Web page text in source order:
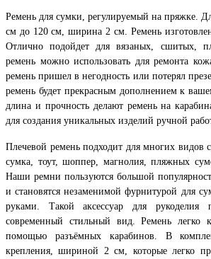
Ремень для сумки, регулируемый на пряжке.
см до 120 см, ширина 2 см. Ремень
Отлично подойдет для вязаных, сшитых,
ремень можно использовать для ремонта
ремень пришел в негодность или потерял
ремень будет прекрасным дополнением к
длина и прочность делают ремень на
для создания уникальных изделий ручной
Плечевой ремень подходит для многих видов
сумка, тоут, шоппер, магнолия, пляжных
Наши ремни пользуются большой
и становятся незаменимой фурнитурой для
руками. Такой аксессуар для рукоделия
современный стильный вид. Ремень легко
помощью разъёмных карабинов. В
крепления, шириной 2 см, которые легко